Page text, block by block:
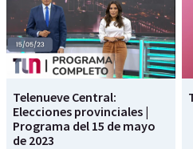
Telenueve Central:
Elecciones provinciales |
Programa del 15 de mayo
de 2023